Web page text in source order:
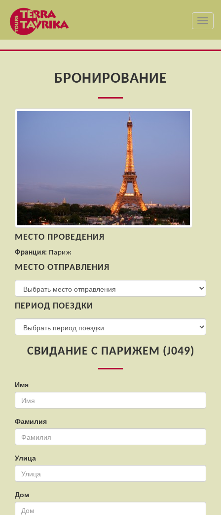
БРОНИРОВАНИЕ
МЕСТО ПРОВЕДЕНИЯ
Франция: Париж
МЕСТО ОТПРАВЛЕНИЯ
ПЕРИОД ПОЕЗДКИ
СВИДАНИЕ С ПАРИЖЕМ (J049)
Имя
Фамилия
Улица
Дом